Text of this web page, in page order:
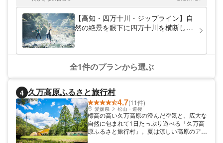
【高知・四万十川・ジップライン】自
然の絶景を眼下に四万十川を横断しよ
全1件のプランから選ぶ
4 久万高原ふるさと旅行村
4.7(11件)
愛媛県 松山・道後
標高の高い久万高原の澄んだ空気と、広大な
自然に包まれて1日たっぷり遊べる「久万高
原ふるさと旅行村」。夏は涼しい高原のアウ